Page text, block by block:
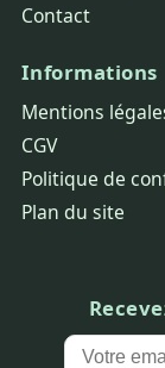
Contact
Informations
Mentions
CGV
Politique de
Plan du site